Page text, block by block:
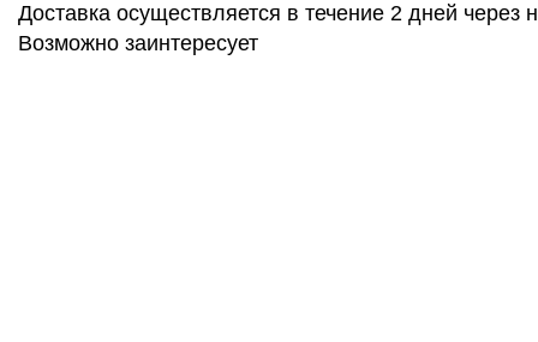
Доставка осуществляется в течение 2 дней
Возможно заинтересует